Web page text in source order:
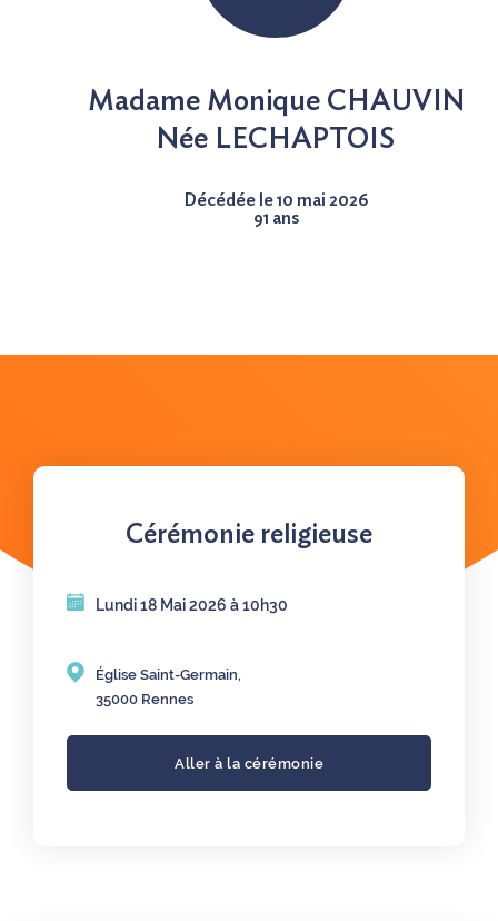
Madame Monique CHAUVIN
Née LECHAPTOIS
Décédée le 10 mai 2026
91 ans
Cérémonie religieuse
Lundi 18 Mai 2026 à 10h30
Église Saint-Germain,
35000 Rennes
Aller à la cérémonie